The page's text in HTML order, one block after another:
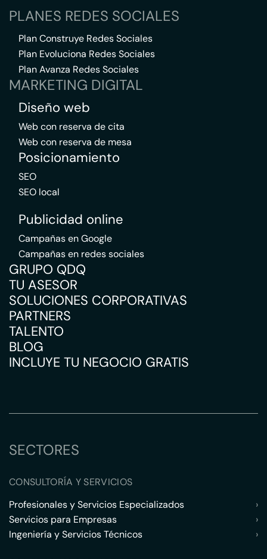
PLANES REDES SOCIALES
Plan Construye Redes Sociales
Plan Evoluciona Redes Sociales
Plan Avanza Redes Sociales
MARKETING DIGITAL
Diseño web
Web con reserva de cita
Web con reserva de mesa
Posicionamiento
SEO
SEO local
Publicidad online
Campañas en Google
Campañas en redes sociales
GRUPO QDQ
TU ASESOR
SOLUCIONES CORPORATIVAS
PARTNERS
TALENTO
BLOG
INCLUYE TU NEGOCIO GRATIS
SECTORES
CONSULTORÍA Y SERVICIOS
Profesionales y Servicios Especializados
›
Servicios para Empresas
›
Ingeniería y Servicios Técnicos
›